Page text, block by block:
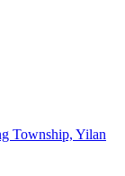
Township, Yilan